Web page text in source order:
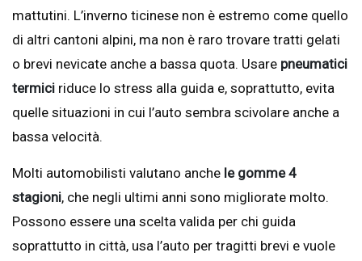
mattutini. L’inverno ticinese non è estremo come quello
di altri cantoni alpini, ma non è raro trovare tratti gelati
o brevi nevicate anche a bassa quota. Usare pneumatici
termici riduce lo stress alla guida e, soprattutto, evita
quelle situazioni in cui l’auto sembra scivolare anche a
bassa velocità.
Molti automobilisti valutano anche le gomme 4
stagioni, che negli ultimi anni sono migliorate molto.
Possono essere una scelta valida per chi guida
soprattutto in città, usa l’auto per tragitti brevi e vuole